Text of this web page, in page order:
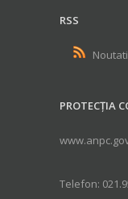
RSS
Noutati
PROTECȚIA
Telefon: